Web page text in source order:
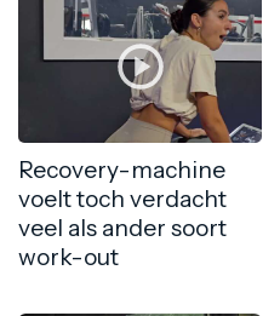
Recovery-machine
voelt toch verdacht
veel als ander soort
work-out